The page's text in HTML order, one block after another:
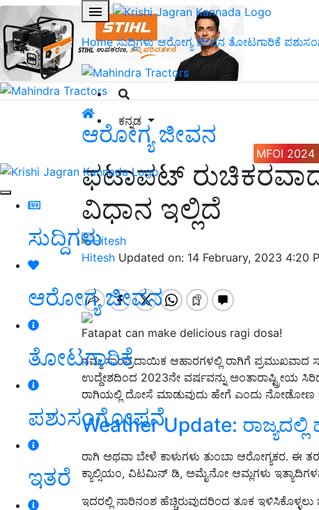
Home ಸುದ್ದಿಗಳು ಆರೋಗ್ಯ ಜೀವನ ತೋಟಗಾರಿಕೆ
ಕನ್ನಡ
MFOI 2024
ಸುದ್ದಿಗಳು
ಆರೋಗ್ಯ ಜೀವನ
ತೋಟಗಾರಿಕೆ
ಪಶುಸಂಗೋಪನೆ
ಇತರೆ
ಆರೋಗ್ಯ ಜೀವನ
ಫಟಾಪಟ್
ವಿಧಾನ ಇಲ್ಲಿದೆ
Hitesh Updated on: 14 February, 2023 4:20
Fatapat can make delicious ragi dosa!
ನಮ್ಮ ಸಾಂಪ್ರದಾಯಿಕ ಆಹಾರಗಳಲ್ಲಿ ರಾಗಿಗೆ ಪ್ರಮುಖವಾದ
ಉದ್ದೇಶದಿಂದ 2023ನೇ ವರ್ಷವನ್ನು ಅಂತಾರಾಷ್ಟ್ರೀಯ
ರಾಗಿಯಲ್ಲಿ ದೋಸೆ ಮಾಡುವುದು ಹೇಗೆ ಎಂದು ನೋಡೋಣ
Weather Update:
ರಾಗಿ ಅಥವಾ ಬೇಳೆ ಕಾಳುಗಳು ತುಂಬಾ ಆರೋಗ್ಯಕರ. ಈ
ಕ್ಯಾಲ್ಸಿಯಂ, ವಿಟಮಿನ್ ಡಿ, ಅಮೈನೋ ಆಮ್ಲಗಳು
ಇದರಲ್ಲಿ ನಾರಿನಂಶ ಹೆಚ್ಚಿರುವುದರಿಂದ ತೂಕ